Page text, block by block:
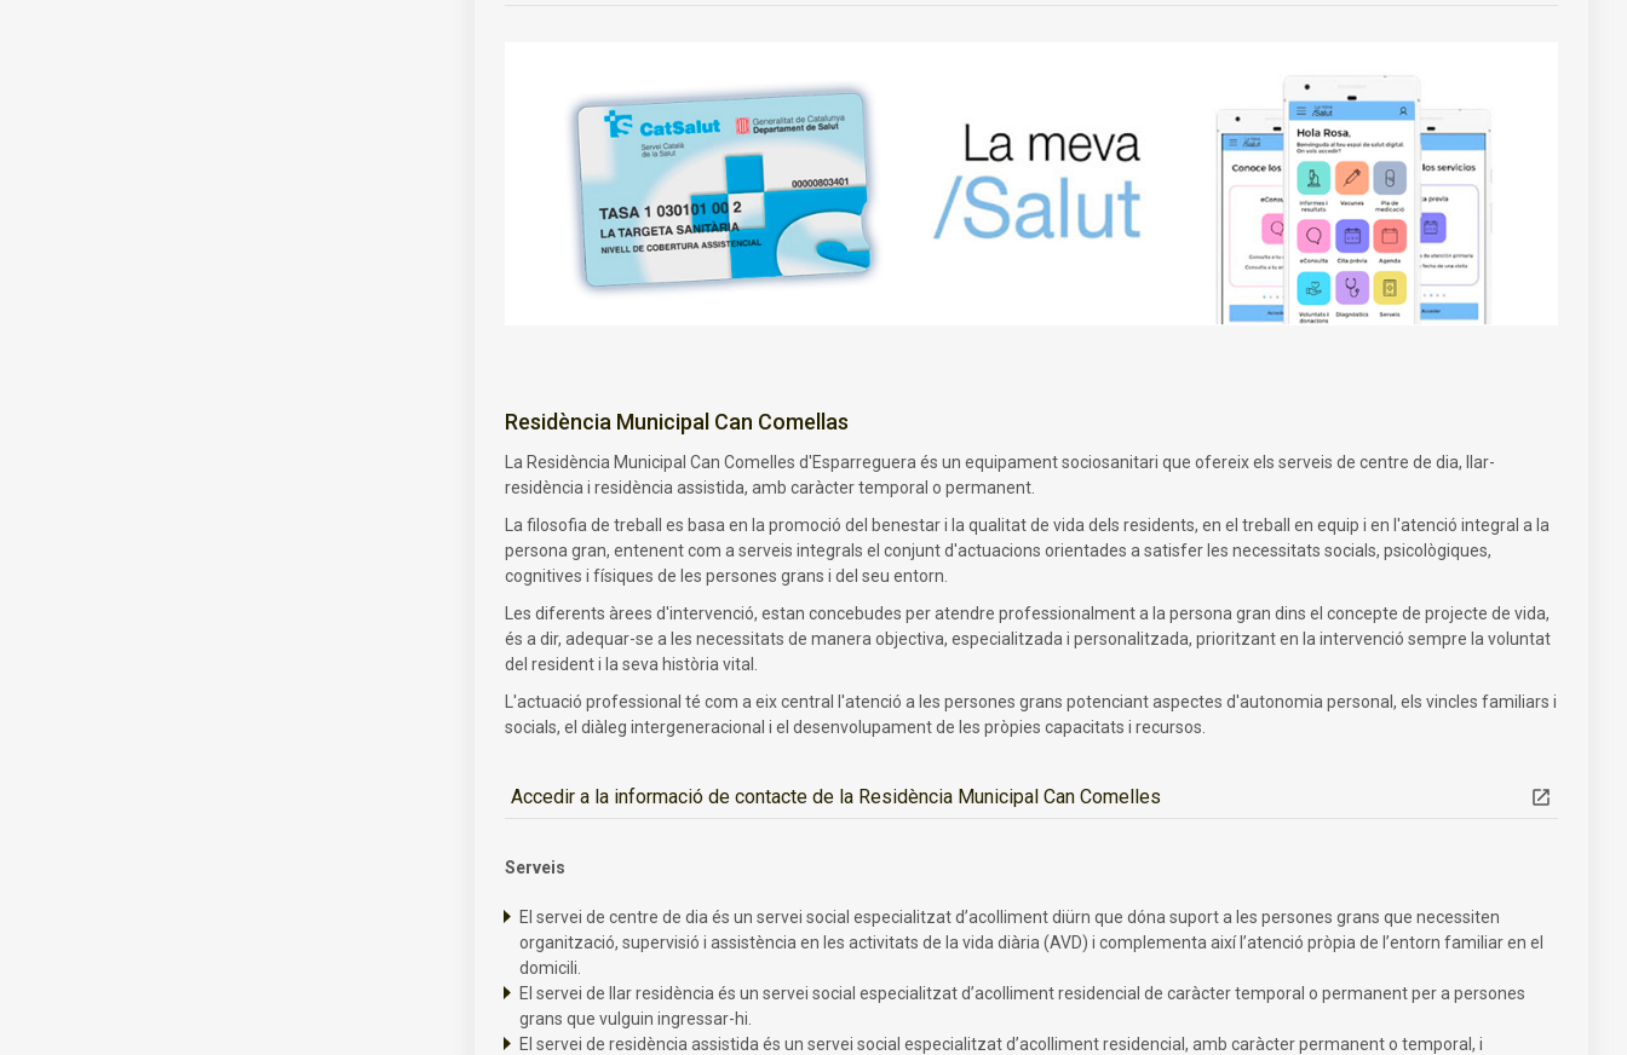
Residència Municipal Can Comellas
La Residència Municipal Can Comelles d'Esparreguera és un equipament sociosanitari que ofereix els serveis de centre de dia, llar-
residència i residència assistida, amb caràcter temporal o permanent.
La filosofia de treball es basa en la promoció del benestar i la qualitat de vida dels residents, en el treball en equip i en l'atenció integral a la
persona gran, entenent com a serveis integrals el conjunt d'actuacions orientades a satisfer les necessitats socials, psicològiques,
cognitives i físiques de les persones grans i del seu entorn.
Les diferents àrees d'intervenció, estan concebudes per atendre professionalment a la persona gran dins el concepte de projecte de vida,
és a dir, adequar-se a les necessitats de manera objectiva, especialitzada i personalitzada, prioritzant en la intervenció sempre la voluntat
del resident i la seva història vital.
L'actuació professional té com a eix central l'atenció a les persones grans potenciant aspectes d'autonomia personal, els vincles familiars i
socials, el diàleg intergeneracional i el desenvolupament de les pròpies capacitats i recursos.
Accedir a la informació de contacte de la Residència Municipal Can Comelles
Serveis
El servei de centre de dia és un servei social especialitzat d’acolliment diürn que dóna suport a les persones grans que necessiten
organització, supervisió i assistència en les activitats de la vida diària (AVD) i complementa així l’atenció pròpia de l’entorn familiar en el
domicili.
El servei de llar residència és un servei social especialitzat d’acolliment residencial de caràcter temporal o permanent per a persones
grans que vulguin ingressar-hi.
El servei de residència assistida és un servei social especialitzat d’acolliment residencial, amb caràcter permanent o temporal, i